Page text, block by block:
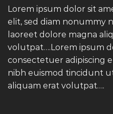
Lorem ipsum dolor sit
elit, sed diam nonummy
laoreet dolore magna
volutpat….Lorem ipsum
consectetuer adipiscing
nibh euismod tincidunt
aliquam erat volutpat….